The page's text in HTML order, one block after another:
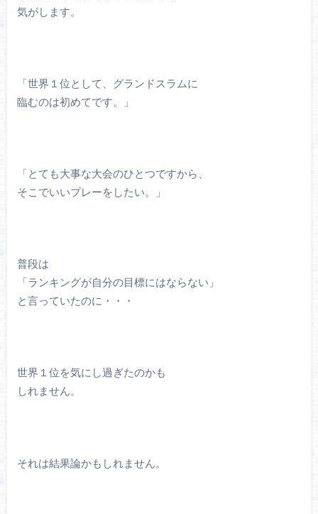
気がします。
「世界１位として、グランドスラムに
臨むのは初めてです。」
「とても大事な大会のひとつですから、
そこでいいプレーをしたい。」
普段は
「ランキングが自分の目標にはならない」
と言っていたのに・・・
世界１位を気にし過ぎたのかも
しれません。
それは結果論かもしれません。